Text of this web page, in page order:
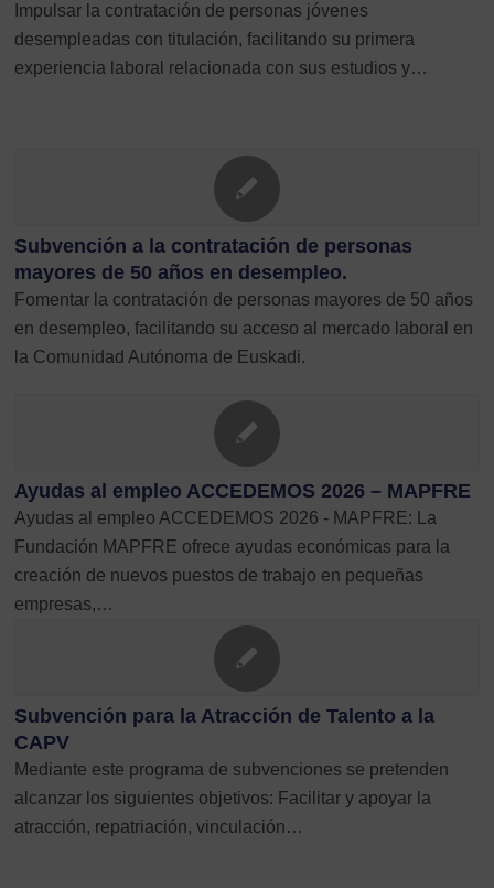
Impulsar la contratación de personas jóvenes
desempleadas con titulación, facilitando su primera
experiencia laboral relacionada con sus estudios y…
Subvención a la contratación de personas
mayores de 50 años en desempleo.
Fomentar la contratación de personas mayores de 50 años
en desempleo, facilitando su acceso al mercado laboral en
la Comunidad Autónoma de Euskadi.
Ayudas al empleo ACCEDEMOS 2026 – MAPFRE
Ayudas al empleo ACCEDEMOS 2026 - MAPFRE: La
Fundación MAPFRE ofrece ayudas económicas para la
creación de nuevos puestos de trabajo en pequeñas
empresas,…
Subvención para la Atracción de Talento a la
CAPV
Mediante este programa de subvenciones se pretenden
alcanzar los siguientes objetivos: Facilitar y apoyar la
atracción, repatriación, vinculación…